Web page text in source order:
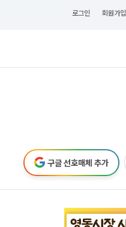
로그인 회원가입
구글 선호매체 추가